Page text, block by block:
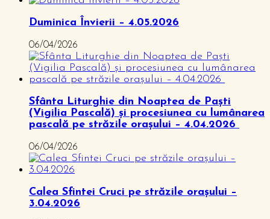
Duminica Învierii – 4.05.2026
06/04/2026
Sfânta Liturghie din Noaptea de Paști
(Vigilia Pascală) și procesiunea cu lumânarea
pascală pe străzile orașului – 4.04.2026
06/04/2026
Calea Sfintei Cruci pe străzile orașului –
3.04.2026